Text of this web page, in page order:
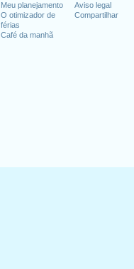
Meu planejamento
O otimizador de
férias
Café da manhã
Aviso legal
Compartilhar